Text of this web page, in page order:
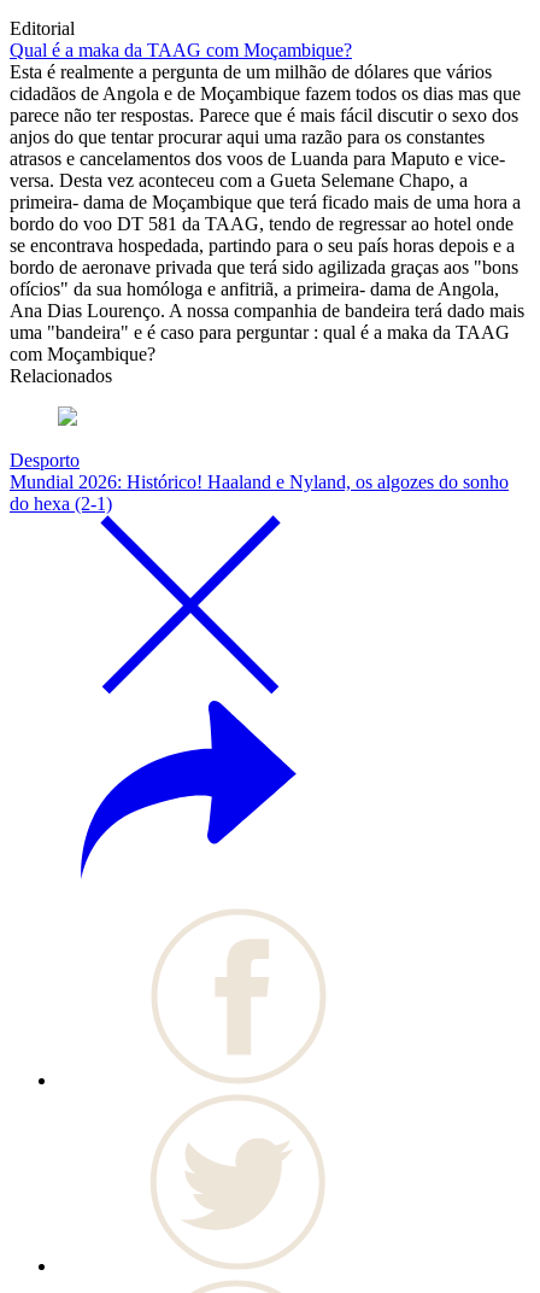
Editorial
Qual é a maka da TAAG com Moçambique?
Esta é realmente a pergunta de um milhão de dólares que vários
cidadãos de Angola e de Moçambique fazem todos os dias mas que
parece não ter respostas. Parece que é mais fácil discutir o sexo dos
anjos do que tentar procurar aqui uma razão para os constantes
atrasos e cancelamentos dos voos de Luanda para Maputo e vice-
versa. Desta vez aconteceu com a Gueta Selemane Chapo, a
primeira- dama de Moçambique que terá ficado mais de uma hora a
bordo do voo DT 581 da TAAG, tendo de regressar ao hotel onde
se encontrava hospedada, partindo para o seu país horas depois e a
bordo de aeronave privada que terá sido agilizada graças aos "bons
ofícios" da sua homóloga e anfitriã, a primeira- dama de Angola,
Ana Dias Lourenço. A nossa companhia de bandeira terá dado mais
uma "bandeira" e é caso para perguntar : qual é a maka da TAAG
com Moçambique?
Relacionados
Desporto
Mundial 2026: Histórico! Haaland e Nyland, os algozes do sonho
do hexa (2-1)